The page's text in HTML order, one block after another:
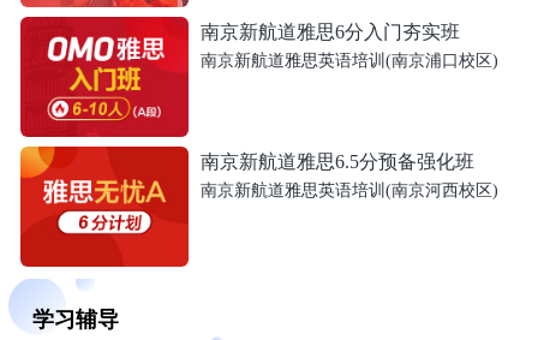
南京新航道雅思6分入门夯实班
南京新航道雅思英语培训(南京浦口校区)
南京新航道雅思6.5分预备强化班
南京新航道雅思英语培训(南京河西校区)
学习辅导